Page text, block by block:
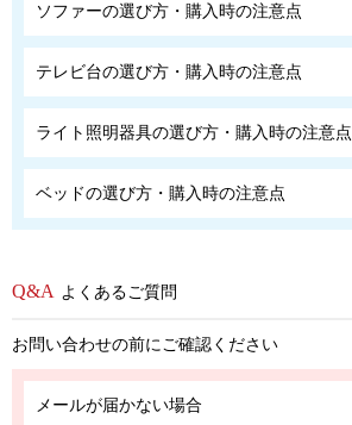
ソファーの選び方・購入時の注意点
テレビ台の選び方・購入時の注意点
ライト照明器具の選び方・購入時の注意点
ベッドの選び方・購入時の注意点
よくあるご質問
お問い合わせの前にご確認ください
メールが届かない場合